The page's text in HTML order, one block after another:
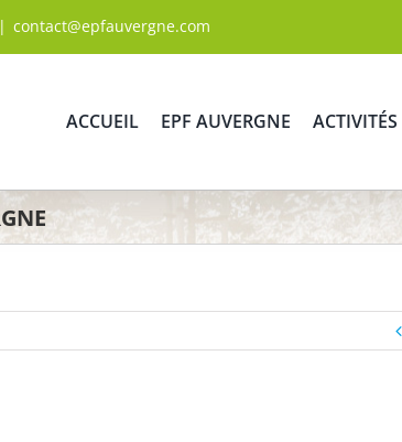
| contact@epfauvergne.com
ACCUEIL EPF AUVERGNE ACTIVITÉS